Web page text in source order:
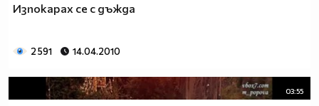
Изпокарах се с дъжда
2 591 14.04.2010
03:55